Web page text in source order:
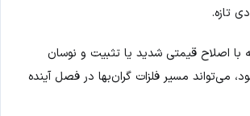
تازه.
با اصلاح قیمتی شدید یا تثبیت و نوسان
می‌تواند مسیر فلزات گران‌بها در فصل آینده